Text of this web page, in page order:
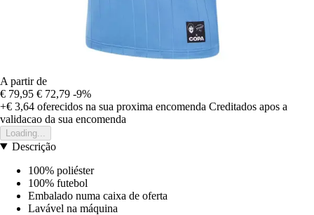
A partir de
€ 79,95 € 72,79 -9%
+€ 3,64 oferecidos na sua proxima encomenda Creditados apos a
validacao da sua encomenda
Loading...
Descrição
100% poliéster
100% futebol
Embalado numa caixa de oferta
Lavável na máquina